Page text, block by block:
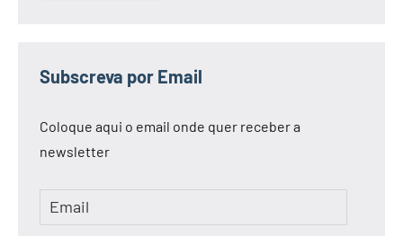
Subscreva por Email
Coloque aqui o email onde quer receber a
newsletter
Email